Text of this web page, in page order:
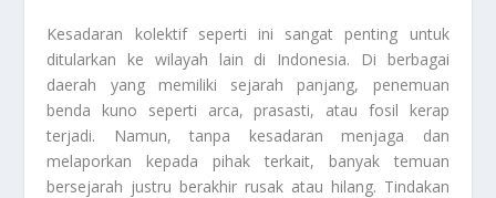
Kesadaran kolektif seperti ini sangat penting untuk
ditularkan ke wilayah lain di Indonesia. Di berbagai
daerah yang memiliki sejarah panjang, penemuan
benda kuno seperti arca, prasasti, atau fosil kerap
terjadi. Namun, tanpa kesadaran menjaga dan
melaporkan kepada pihak terkait, banyak temuan
bersejarah justru berakhir rusak atau hilang. Tindakan